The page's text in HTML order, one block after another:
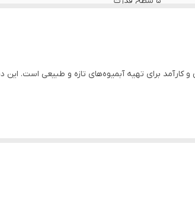
و کارآمد برای تهیه آبمیوه‌های تازه و طبیعی است. این